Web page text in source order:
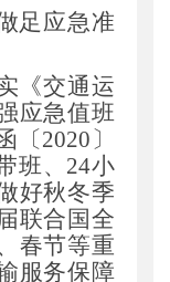
足应急准
《交通运
应急值班
〔2020 〕
班、 24小
好秋冬季
联合国全
春节等重
服务保障